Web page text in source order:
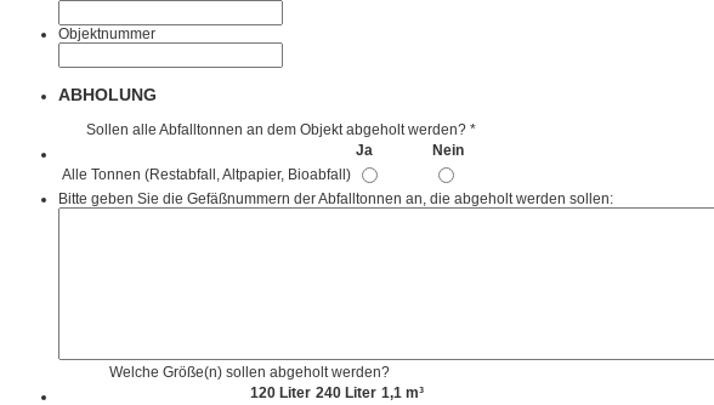
Objektnummer
ABHOLUNG
Sollen alle Abfalltonnen an dem Objekt abgeholt werden? *
Ja
Nein
Alle Tonnen (Restabfall, Altpapier, Bioabfall)
Bitte geben Sie die Gefäßnummern der Abfalltonnen an, die abgeholt werden sollen:
Welche Größe(n) sollen abgeholt werden?
120 Liter 240 Liter 1,1 m³